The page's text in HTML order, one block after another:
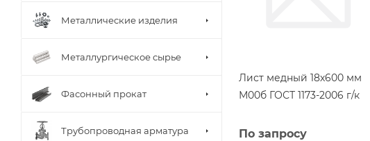
Лист медный 18х600 мм
М00б ГОСТ 1173-2006 г/к
По запросу
Металлические изделия
Металлургическое сырье
Фасонный прокат
Трубопроводная арматура